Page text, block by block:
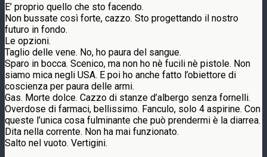
E’ proprio quello che sto facendo.
Non bussate così forte, cazzo. Sto progettando il nostro
futuro in fondo.
Le opzioni.
Taglio delle vene. No, ho paura del sangue.
Sparo in bocca. Scenico, ma non ho nè fucili nè pistole. Non
siamo mica negli USA. E poi ho anche fatto l’obiettore di
coscienza per paura delle armi.
Gas. Morte dolce. Cazzo di stanze d’albergo senza fornelli.
Overdose di farmaci, bellissimo. Fanculo, solo 4 aspirine. Con
queste l’unica cosa fulminante che può prendermi è la diarrea.
Dita nella corrente. Non ha mai funzionato.
Salto nel vuoto. Vertigini.